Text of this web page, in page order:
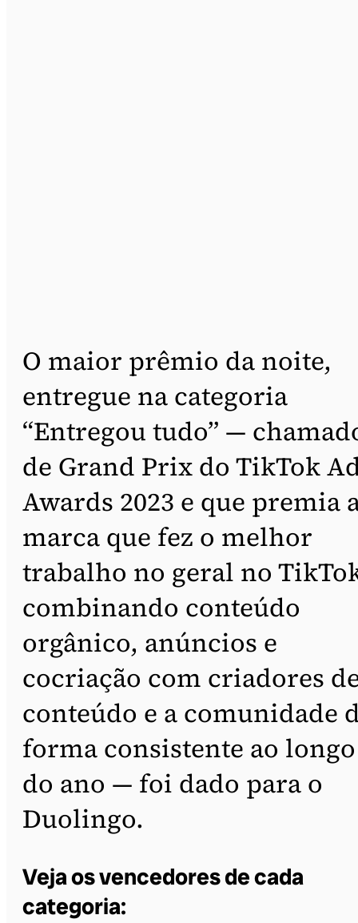
O maior prêmio da noite,
entregue na categoria
“Entregou tudo” —
de Grand Prix do TikTok
Awards 2023 e que premia
marca que fez o melhor
trabalho no geral no
combinando conteúdo
orgânico, anúncios e
cocriação com criadores
conteúdo e a comunidade
forma consistente ao longo
do ano — foi dado para o
Duolingo.
Veja os vencedores de cada
categoria: